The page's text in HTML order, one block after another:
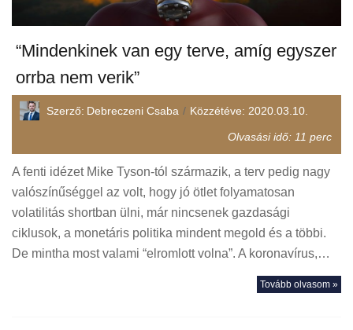
“Mindenkinek van egy terve, amíg egyszer
orrba nem verik”
Szerző: Debreczeni Csaba Közzétéve: 2020.03.10.
Olvasási idő: 11 perc
A fenti idézet Mike Tyson-tól származik, a terv pedig nagy
valószínűséggel az volt, hogy jó ötlet folyamatosan
volatilitás shortban ülni, már nincsenek gazdasági
ciklusok, a monetáris politika mindent megold és a többi.
De mintha most valami “elromlott volna”. A koronavírus,…
Tovább olvasom »